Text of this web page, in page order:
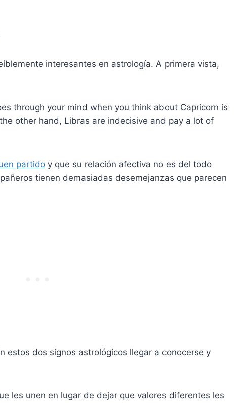
interesantes en astrología. A primera vista,
through your mind when you think about Capricorn is
other hand, Libras are indecisive and pay a lot of
partido y que su relación afectiva no es del todo
tienen demasiadas desemejanzas que parecen
estos dos signos astrológicos llegar a conocerse y
les unen en lugar de dejar que valores diferentes les